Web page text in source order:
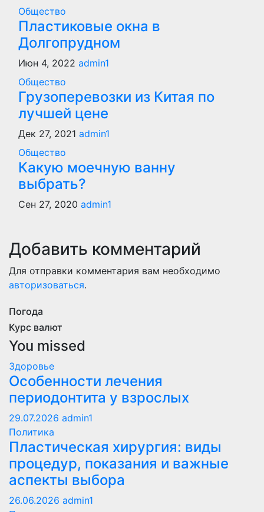
Общество
Пластиковые окна в
Долгопрудном
Июн 4, 2022 admin1
Общество
Грузоперевозки из Китая по
лучшей цене
Дек 27, 2021 admin1
Общество
Какую моечную ванну
выбрать?
Сен 27, 2020 admin1
Добавить комментарий
Для отправки комментария вам необходимо
авторизоваться.
Погода
Курс валют
You missed
Здоровье
Особенности лечения
периодонтита у взрослых
29.07.2026 admin1
Политика
Пластическая хирургия: виды
процедур, показания и важные
аспекты выбора
26.06.2026 admin1